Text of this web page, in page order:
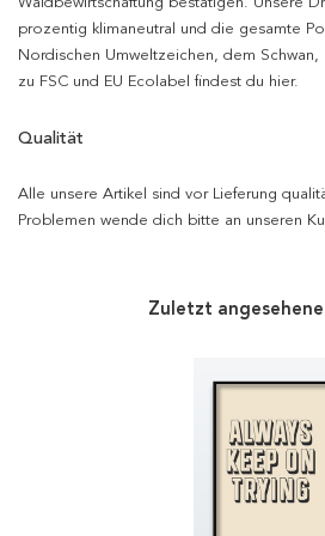
prozentig klimaneutral und die gesamte
Nordischen Umweltzeichen, dem
zu FSC und EU Ecolabel findest du hier.
Qualität
Alle unsere Artikel sind vor Lieferung
Problemen wende dich bitte an unseren
Zuletzt